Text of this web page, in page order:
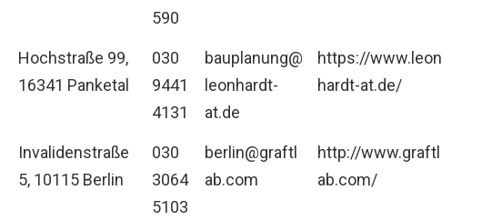
590
Hochstraße 99,
16341 Panketal
030
9441
4131
bauplanung@
leonhardt-
at.de
https://www.leon
hardt-at.de/
Invalidenstraße
5, 10115 Berlin
030
3064
5103
berlin@graftl
ab.com
http://www.graftl
ab.com/